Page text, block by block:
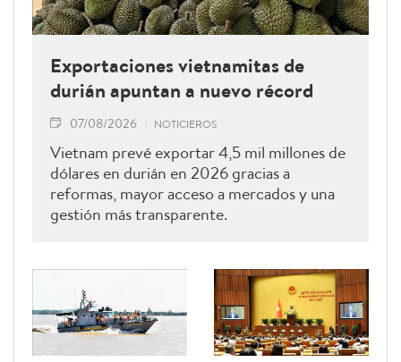
Exportaciones vietnamitas de
durián apuntan a nuevo récord
07/08/2026 NOTICIEROS
Vietnam prevé exportar 4,5 mil millones de
dólares en durián en 2026 gracias a
reformas, mayor acceso a mercados y una
gestión más transparente.